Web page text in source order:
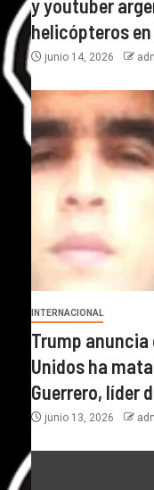
y youtuber
helicópteros
junio 14, 2026
INTERNACIONAL
Trump anuncia
Unidos ha
Guerrero, líder
junio 13, 2026